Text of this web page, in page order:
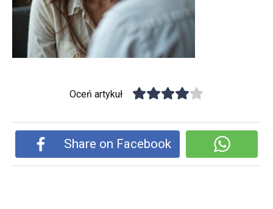
Oceń artykuł
Share on Facebook